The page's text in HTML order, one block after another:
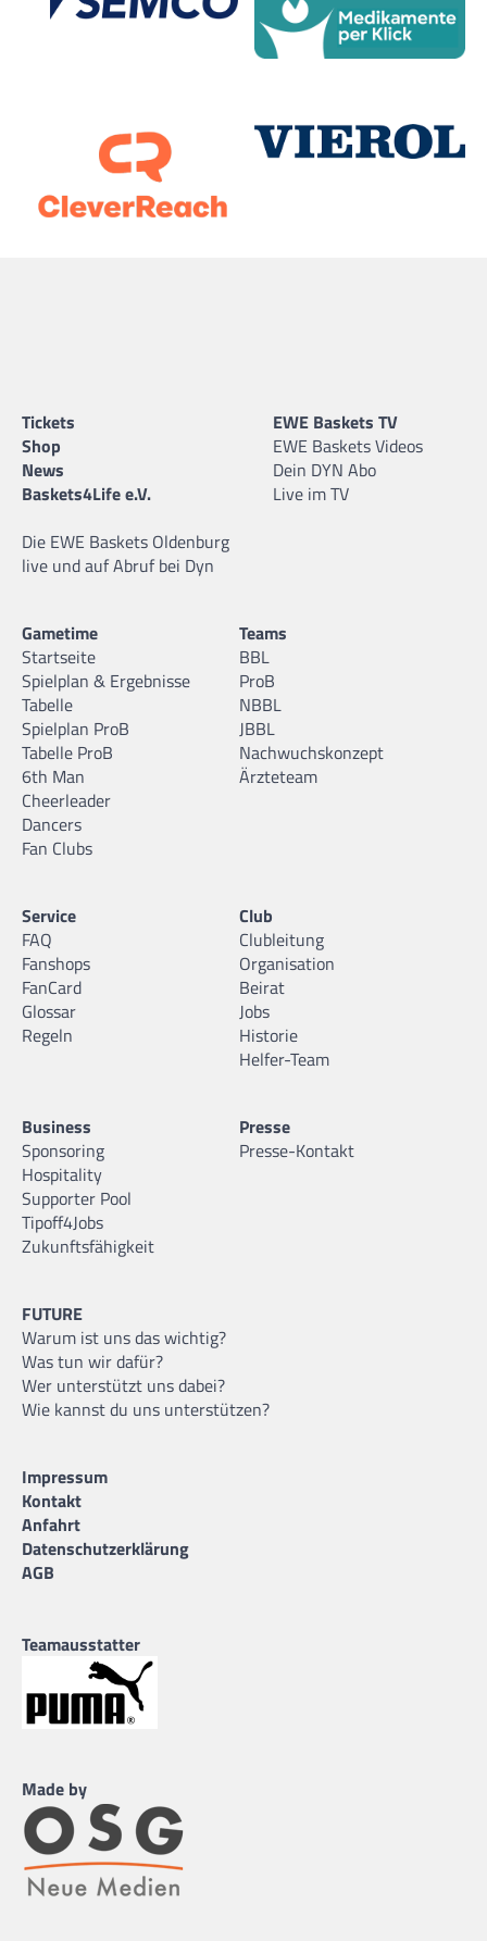
Tickets
Shop
News
Baskets4Life e.V.
Die EWE Baskets Oldenburg
live und auf Abruf bei Dyn
EWE Baskets TV
EWE Baskets Videos
Dein DYN Abo
Live im TV
Gametime
Startseite
Spielplan & Ergebnisse
Tabelle
Spielplan ProB
Tabelle ProB
6th Man
Cheerleader
Dancers
Fan Clubs
Teams
BBL
ProB
NBBL
JBBL
Nachwuchskonzept
Ärzteteam
Service
FAQ
Fanshops
FanCard
Glossar
Regeln
Club
Clubleitung
Organisation
Beirat
Jobs
Historie
Helfer-Team
Business
Sponsoring
Hospitality
Supporter Pool
Tipoff4Jobs
Zukunftsfähigkeit
Presse
Presse-Kontakt
FUTURE
Warum ist uns das wichtig?
Was tun wir dafür?
Wer unterstützt uns dabei?
Wie kannst du uns unterstützen?
Impressum
Kontakt
Anfahrt
Datenschutzerklärung
AGB
Teamausstatter
Made by